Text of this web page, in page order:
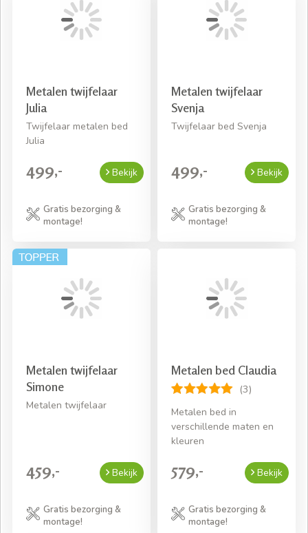
Metalen twijfelaar
Julia
Twijfelaar metalen bed
Julia
499,- Bekijk
Gratis bezorging &
montage!
Metalen twijfelaar
Svenja
Twijfelaar bed Svenja
499,- Bekijk
Gratis bezorging &
montage!
Metalen twijfelaar
Simone
Metalen twijfelaar
459,- Bekijk
Gratis bezorging &
montage!
Metalen bed Claudia
(3)
Metalen bed in
verschillende maten en
kleuren
579,- Bekijk
Gratis bezorging &
montage!